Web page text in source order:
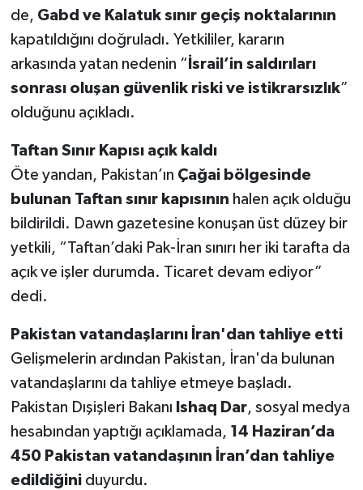
de, Gabd ve Kalatuk sınır geçiş noktalarının
kapatıldığını doğruladı. Yetkililer, kararın
arkasında yatan nedenin “ İsrail’in saldırıları
sonrası oluşan güvenlik riski ve istikrarsızlık”
olduğunu açıkladı.
Taftan Sınır Kapısı açık kaldı
Öte yandan, Pakistan’ın Çağai bölgesinde
bulunan Taftan sınır kapısının halen açık olduğu
bildirildi. Dawn gazetesine konuşan üst düzey bir
yetkili, “Taftan’daki Pak-İran sınırı her iki tarafta da
açık ve işler durumda. Ticaret devam ediyor”
dedi.
Pakistan vatandaşlarını İran'dan tahliye etti
Gelişmelerin ardından Pakistan, İran'da bulunan
vatandaşlarını da tahliye etmeye başladı.
Pakistan Dışişleri Bakanı Ishaq Dar, sosyal medya
hesabından yaptığı açıklamada, 14 Haziran’da
450 Pakistan vatandaşının İran’dan tahliye
edildiğiniduyurdu.